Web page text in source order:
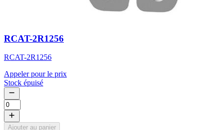
RCAT-2R1256
RCAT-2R1256
Appeler pour le prix
Stock épuisé
Ajouter au panier